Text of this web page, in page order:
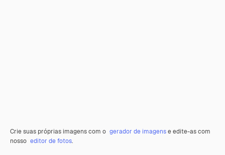
Crie suas próprias imagens com o gerador de imagense edite-as com
nosso editor de fotos.